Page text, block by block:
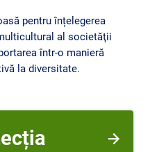
pentru înțelegerea
al societăţii
într-o manieră
la diversitate.